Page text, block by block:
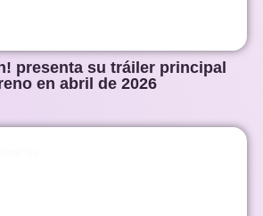
presenta su tráiler principal
en abril de 2026